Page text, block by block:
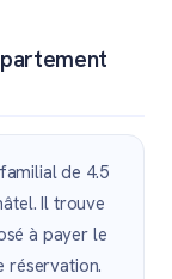
de 4.5
Il trouve
à payer le
réservation.